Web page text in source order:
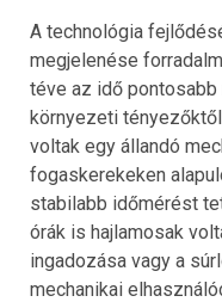
A technológia
megjelenése
téve az idő
környezeti
voltak egy állandó
fogaskerekeken
stabilabb időmérést
órák is hajlamosak
ingadozása vagy a
mechanikai